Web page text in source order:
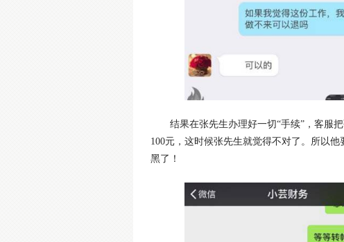
结果在张先生办理好一切“手续”，客服
100元，这时候张先生就觉得不对了。所以
黑了！